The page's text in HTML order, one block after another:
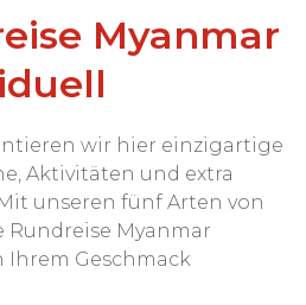
Myanmar
wir hier einzigartige
Aktivitäten und extra
unseren fünf Arten von
Rundreise Myanmar
Geschmack